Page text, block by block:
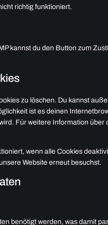
richtig funktioniert.
kannst du den Button zum
zu löschen. Du kannst
ist es deinen
Für weitere Information über
wenn alle Cookies
Website erneut besuchst.
benötigt werden, was damit